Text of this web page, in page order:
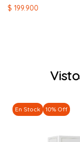
$ 199.900
En Stock 10% Off